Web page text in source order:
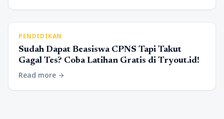
PENDIDIKAN
Sudah Dapat Beasiswa CPNS Tapi Takut
Gagal Tes? Coba Latihan Gratis di Tryout.id!
Read more arrow_forward